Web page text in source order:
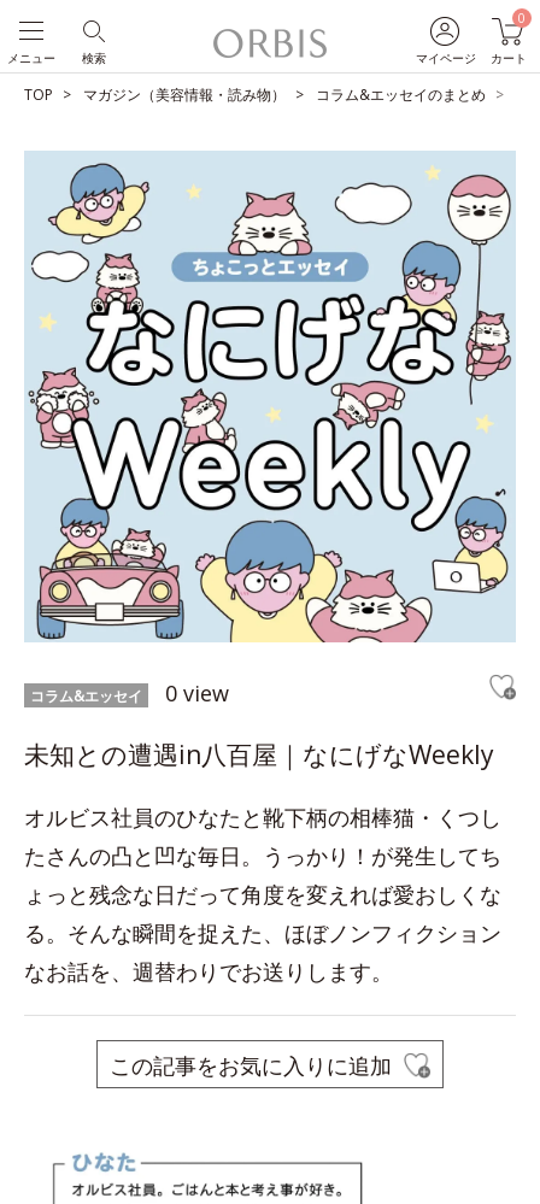
マイページ
0
カート
検索
メニュー
TOP マガジン（美容情報・読み物） コラム&エッセイのまとめ
コラム&エッセイ 0 view
未知との遭遇in八百屋｜なにげなWeekly
オルビス社員のひなたと靴下柄の相棒猫・くつし
たさんの凸と凹な毎日。うっかり！が発生してち
ょっと残念な日だって角度を変えれば愛おしくな
る。そんな瞬間を捉えた、ほぼノンフィクション
なお話を、週替わりでお送りします。
この記事をお気に入りに追加